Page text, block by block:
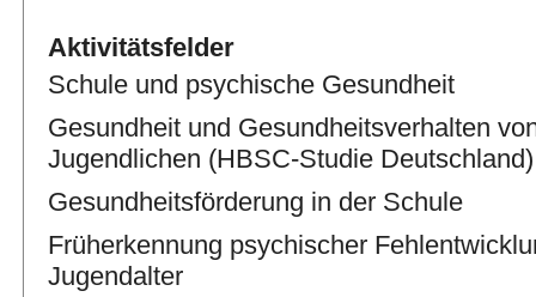
Aktivitätsfelder
Schule und psychische Gesundheit
Gesundheit und Gesundheitsverhalten
Jugendlichen (HBSC-Studie Deutschland)
Gesundheitsförderung in der Schule
Früherkennung psychischer
Jugendalter